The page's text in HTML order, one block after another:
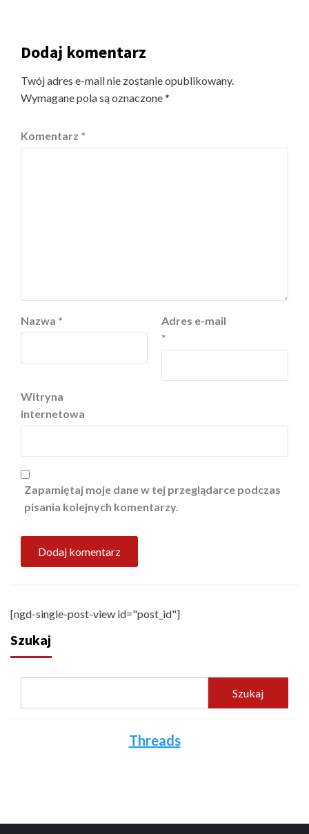
Dodaj komentarz
Twój adres e-mail nie zostanie opublikowany.
Wymagane pola są oznaczone*
Komentarz *
Nazwa *
Adres e-mail
*
Witryna
internetowa
Zapamiętaj moje dane w tej przeglądarce podczas
pisania kolejnych komentarzy.
[ngd-single-post-view id="post_id"]
Szukaj
Szukaj
Threads